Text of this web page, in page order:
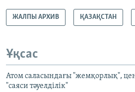
ЖАЛПЫ АРХИВ ҚАЗАҚСТАН
Ұқсас
Атом саласындағы "жемқорлық",
"саяси тәуелділік"